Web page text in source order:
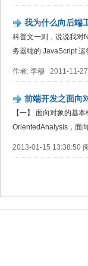
我为什么向后端
科普文一则，说说我对
务器端的 JavaScript 运
作者: 李穆 2011-11-27
前端开发之面向
【一】 面向对象的基
OrientedAnalysis，面
2013-01-15 13:38:50